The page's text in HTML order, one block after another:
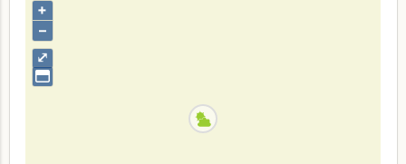
⤢
+
–